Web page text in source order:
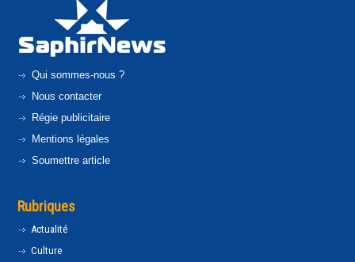
Qui sommes-nous ?
Nous contacter
Régie publicitaire
Mentions légales
Soumettre article
Rubriques
Actualité
Culture